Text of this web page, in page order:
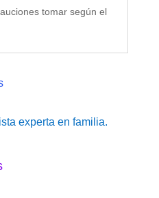
tomar según el
experta en familia.